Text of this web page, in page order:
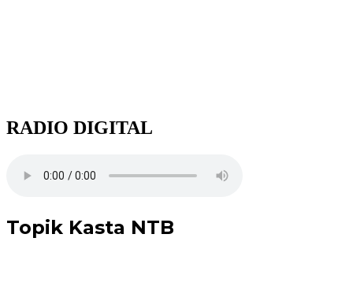
RADIO DIGITAL
Topik Kasta NTB